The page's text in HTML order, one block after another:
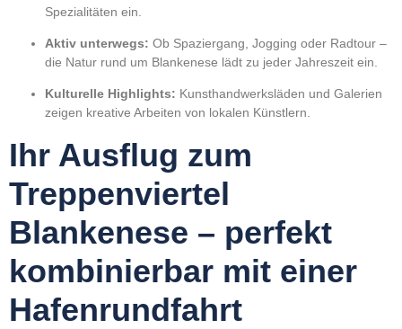
Spezialitäten ein.
Aktiv unterwegs: Ob Spaziergang, Jogging oder Radtour –
die Natur rund um Blankenese lädt zu jeder Jahreszeit ein.
Kulturelle Highlights: Kunsthandwerksläden und Galerien
zeigen kreative Arbeiten von lokalen Künstlern.
Ihr Ausflug zum
Treppenviertel
Blankenese – perfekt
kombinierbar mit einer
Hafenrundfahrt